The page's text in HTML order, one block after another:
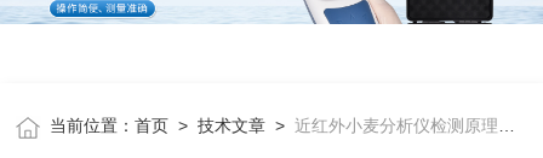
当前位置：首页 >技术文章 >近红外小麦分析仪检测原理与优势分享